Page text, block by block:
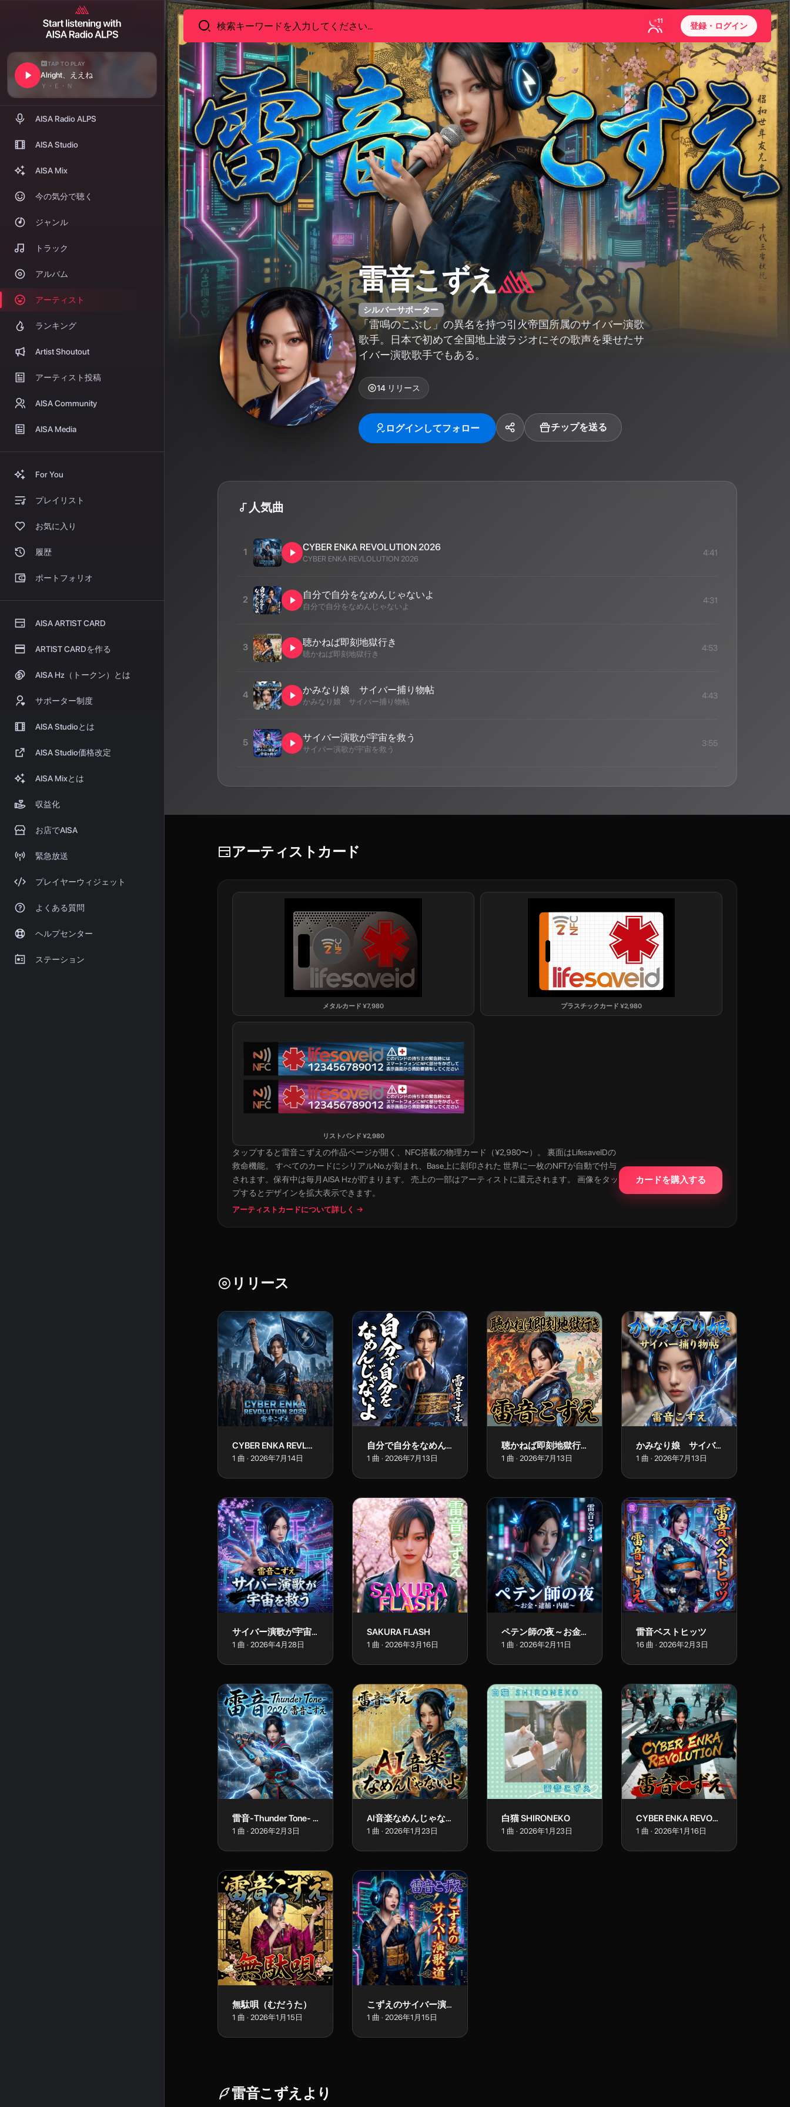
11
登録・ログイン
TAP TO PLAY
Alright、ええね
Ｙ・Ｅ・Ｎ
AISA Radio ALPS
AISA Studio
AISA Mix
今の気分で聴く
ジャンル
トラック
アルバム
アーティスト
ランキング
Artist Shoutout
アーティスト投稿
AISA Community
AISA Media
For You
プレイリスト
お気に入り
履歴
ポートフォリオ
AISA ARTIST CARD
ARTIST CARDを作る
AISA Hz（トークン）とは
サポーター制度
AISA Studioとは
AISA Studio価格改定
AISA Mixとは
収益化
お店でAISA
緊急放送
プレイヤーウィジェット
よくある質問
ヘルプセンター
ステーション
雷音こずえ
シルバーサポーター
「雷鳴のこぶし」の異名を持つ引火帝国所属のサイバー演歌
歌手。日本で初めて全国地上波ラジオにその歌声を乗せたサ
イバー演歌歌手でもある。
14 リリース
ログインしてフォロー チップを送る
人気曲
1 CYBER ENKA REVOLUTION 2026
CYBER ENKA REVLOLUTION 2026
4:41
2 自分で自分をなめんじゃないよ
自分で自分をなめんじゃないよ
4:31
3 聴かねば即刻地獄行き
聴かねば即刻地獄行き
4:53
4 かみなり娘 サイバー捕り物帖
かみなり娘 サイバー捕り物帖
4:43
5 サイバー演歌が宇宙を救う
サイバー演歌が宇宙を救う
3:55
アーティストカード
メタルカード ¥7,980 プラスチックカード ¥2,980
リストバンド ¥2,980
タップすると雷音こずえ の作品ページが開く、NFC搭載の物理カード（¥2,980〜）。 裏面はLifesaveIDの
救命機能。 すべてのカードにシリアルNo.が刻まれ、Base上に刻印された 世界に一枚のNFTが自動で付与
されます。保有中は毎月AISA Hzが貯まります。 売上の一部はアーティストに還元されます。 画像をタッ
プするとデザインを拡大表示できます。
アーティストカードについて詳しく →
カードを購入する
リリース
CYBER ENKA REVLOLUTION 2026
1 曲 · 2026年7月14日
自分で自分をなめんじゃないよ
1 曲 · 2026年7月13日
聴かねば即刻地獄行き
1 曲 · 2026年7月13日
かみなり娘 サイバー捕り物帖
1 曲 · 2026年7月13日
サイバー演歌が宇宙を救う
1 曲 · 2026年4月28日
SAKURA FLASH
1 曲 · 2026年3月16日
ペテン師の夜～お金・逮捕・内緒～
1 曲 · 2026年2月11日
雷音ベストヒッツ
16 曲 · 2026年2月3日
雷音-Thunder Tone- 2026
1 曲 · 2026年2月3日
AI音楽なめんじゃないよ
1 曲 · 2026年1月23日
白猫 SHIRONEKO
1 曲 · 2026年1月23日
CYBER ENKA REVOLUTION
1 曲 · 2026年1月16日
無駄唄（むだうた）
1 曲 · 2026年1月15日
こずえのサイバー演歌道
1 曲 · 2026年1月15日
雷音こずえ より